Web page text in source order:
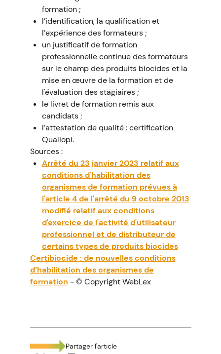
formation ;
l’identification, la qualification et
l’expérience des formateurs ;
un justificatif de formation
professionnelle continue des formateurs
sur le champ des produits biocides et la
mise en œuvre de la formation et de
l'évaluation des stagiaires ;
le livret de formation remis aux
candidats ;
l’attestation de qualité : certification
Qualiopi.
Sources :
Arrêté du 23 janvier 2023 relatif aux
conditions d'habilitation des
organismes de formation prévues à
l'article 4 de l'arrêté du 9 octobre 2013
modifié relatif aux conditions
d'exercice de l'activité d'utilisateur
professionnel et de distributeur de
certains types de produits biocides
Certibiocide : de nouvelles conditions
d’habilitation des organismes de
formation - © Copyright WebLex
Partager l'article